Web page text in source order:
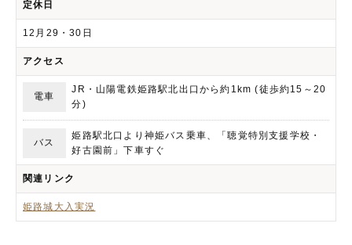
定休日
12月29・30日
アクセス
電車
JR・山陽電鉄姫路駅北出口から約1km (徒歩約15～20
分)
バス
姫路駅北口より神姫バス乗車、「聴覚特別支援学校・
好古園前」下車すぐ
関連リンク
姫路城大入実況